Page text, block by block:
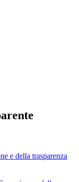
e della trasparenza